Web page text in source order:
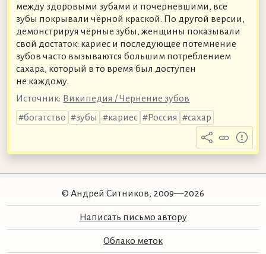
между здоровыми зубами и почерневшими, все
зубы покрывали чёрной краской. По другой версии,
демонстрируя чёрные зубы, женщины показывали
свой достаток: кариес и последующее потемнение
зубов часто вызываются большим потреблением
сахара, который в то время был доступен
не каждому.
Источник: Википедия / Чернение зубов
богатство
зубы кариес Россия сахар
© Андрей Ситников, 2009—2026
Написать письмо автору
Облако меток